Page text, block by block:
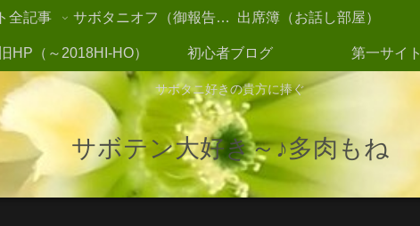
サボタニ好きの貴方に捧ぐ
サボテン大好き～♪多肉もね
全記事 サボタニオフ（御報告2021～） 出席簿（お話し部屋）
旧HP（～2018HI-HO） 初心者ブログ 第一サイト